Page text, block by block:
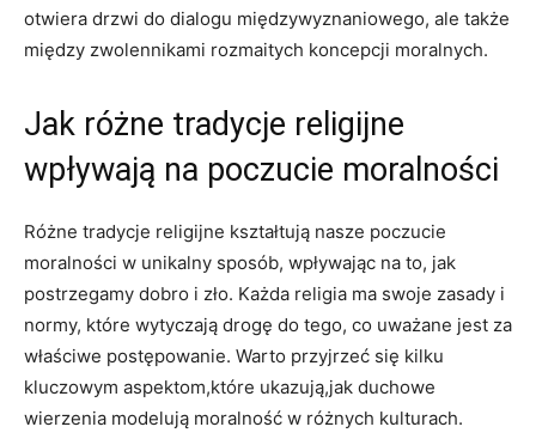
otwiera drzwi do ‌dialogu międzywyznaniowego, ⁣ale także
między zwolennikami⁤ rozmaitych koncepcji moralnych.
Jak różne tradycje ‍religijne
‌wpływają na poczucie moralności
Różne ‍tradycje religijne kształtują nasze poczucie
moralności w unikalny ⁤sposób, wpływając na to, jak
postrzegamy⁣ dobro ‍i ⁢zło. ‍Każda​ religia ma swoje zasady i
normy, które wytyczają drogę do tego, ⁤co uważane jest ⁢za
właściwe postępowanie. Warto przyjrzeć​ się kilku
kluczowym aspektom,które​ ukazują,jak duchowe
wierzenia modelują moralność w różnych⁣ kulturach.